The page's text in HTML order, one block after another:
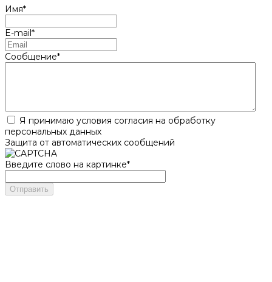
Имя*
E-mail*
Сообщение*
Я принимаю условия согласия на обработку
персональных данных
Защита от автоматических сообщений
Введите слово на картинке*